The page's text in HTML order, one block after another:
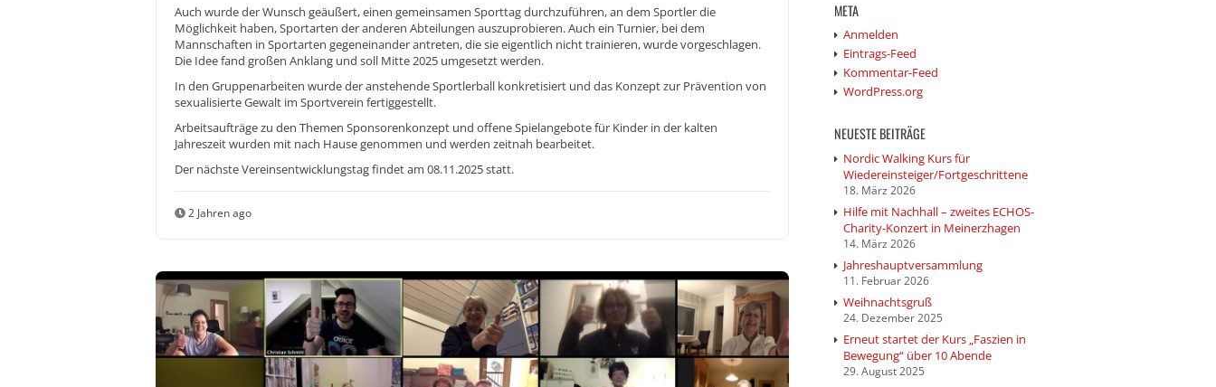
Auch wurde der Wunsch geäußert, einen gemeinsamen Sporttag durchzuführen, an dem Sportler die
Möglichkeit haben, Sportarten der anderen Abteilungen auszuprobieren. Auch ein Turnier, bei dem
Mannschaften in Sportarten gegeneinander antreten, die sie eigentlich nicht trainieren, wurde vorgeschlagen.
Die Idee fand großen Anklang und soll Mitte 2025 umgesetzt werden.
In den Gruppenarbeiten wurde der anstehende Sportlerball konkretisiert und das Konzept zur Prävention von
sexualisierte Gewalt im Sportverein fertiggestellt.
Arbeitsaufträge zu den Themen Sponsorenkonzept und offene Spielangebote für Kinder in der kalten
Jahreszeit wurden mit nach Hause genommen und werden zeitnah bearbeitet.
Der nächste Vereinsentwicklungstag findet am 08.11.2025 statt.
2 Jahren ago
META
Anmelden
Eintrags-Feed
Kommentar-Feed
WordPress.org
NEUESTE BEITRÄGE
Nordic Walking Kurs für
Wiedereinsteiger/Fortgeschrittene
18. März 2026
Hilfe mit Nachhall – zweites ECHOS-
Charity-Konzert in Meinerzhagen
14. März 2026
Jahreshauptversammlung
11. Februar 2026
Weihnachtsgruß
24. Dezember 2025
Erneut startet der Kurs „Faszien in
Bewegung“ über 10 Abende
29. August 2025